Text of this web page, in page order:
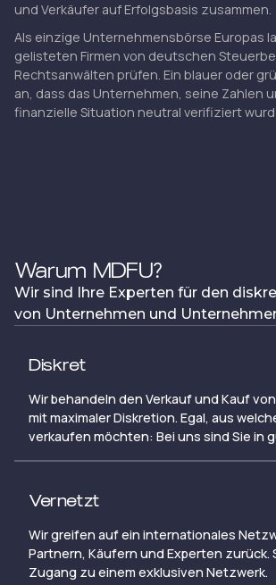
und Verkäufer auf Erfolgsbasis zusammen.
Als einzige Unternehmensbörse Europas
gelisteten Firmen von deutschen
Rechtsanwälten prüfen. Ein blauer oder
an, dass das Unternehmen, seine Zahlen
finanzielle Situation neutral verifiziert
Warum MDFU?
Wir sind Ihre Experten für den
von Unternehmen und
Diskret
Wir behandeln den Verkauf und Kauf
mit maximaler Diskretion. Egal, aus
verkaufen möchten: Bei uns sind Sie in
Vernetzt
Wir greifen auf ein internationales
Partnern, Käufern und Experten zurück.
Zugang zu einem exklusiven Netzwerk.